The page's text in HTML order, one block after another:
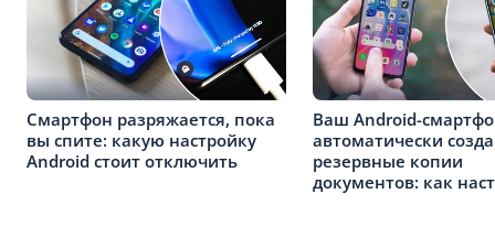
Смартфон разряжается, пока
вы спите: какую настройку
Android стоит отключить
Ваш Android-
автоматически
резервные копии
документов: как